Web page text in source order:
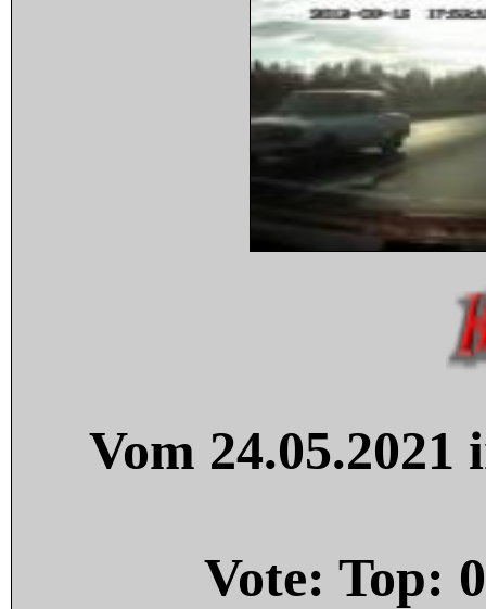
Vom
Vote: Top: 0